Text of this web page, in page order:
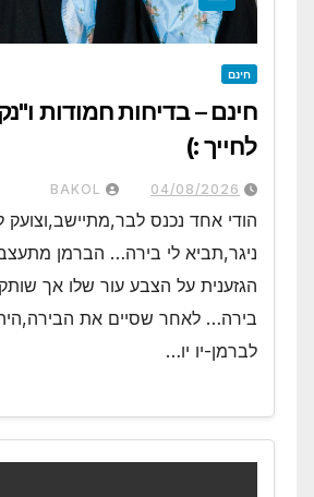
חינם
חינם – בדיחות חמודות
לחייך :)
04/08/2026
BAKOL
הודי אחד נכנס לבר,מתיישב,וצועק
ניגר,תביא לי בירה… הברמן
הגזענית על הצבע עור שלו אך
בירה… לאחר שסיים את
לברמן-יו יו…